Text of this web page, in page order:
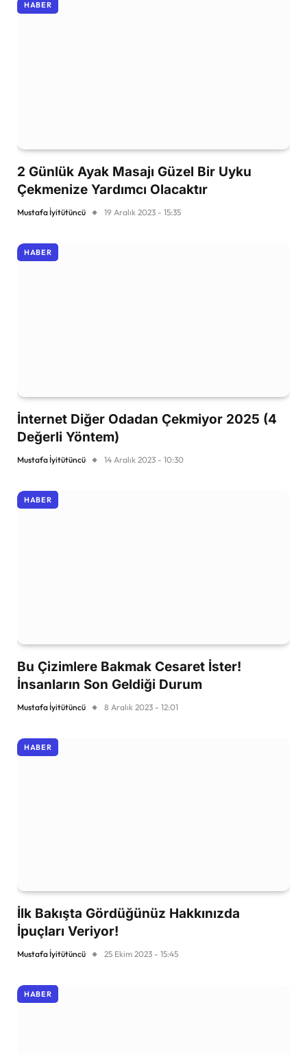
HABER
2 Günlük Ayak Masajı Güzel Bir Uyku
Çekmenize Yardımcı Olacaktır
Mustafa İyitütüncü 19 Aralık 2023 - 15:35
HABER
İnternet Diğer Odadan Çekmiyor 2025 (4
Değerli Yöntem)
Mustafa İyitütüncü 14 Aralık 2023 - 10:30
HABER
Bu Çizimlere Bakmak Cesaret İster!
İnsanların Son Geldiği Durum
Mustafa İyitütüncü 8 Aralık 2023 - 12:01
HABER
İlk Bakışta Gördüğünüz Hakkınızda
İpuçları Veriyor!
Mustafa İyitütüncü 25 Ekim 2023 - 15:45
HABER